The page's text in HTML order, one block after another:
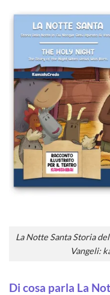
La Notte Santa Storia
Vangeli:
Di cosa parla La